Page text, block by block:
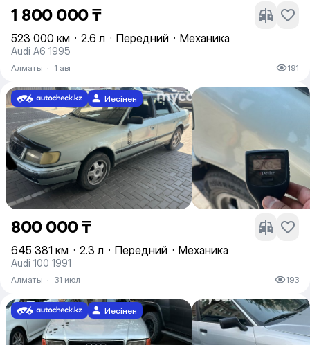
1 800 000 ₸
523 000 км · 2.6 л · Передний · Механика
Audi A6 1995
Алматы · 1 авг 191
Иесінен
800 000 ₸
645 381 км · 2.3 л · Передний · Механика
Audi 100 1991
Алматы · 31 июл 193
Иесінен